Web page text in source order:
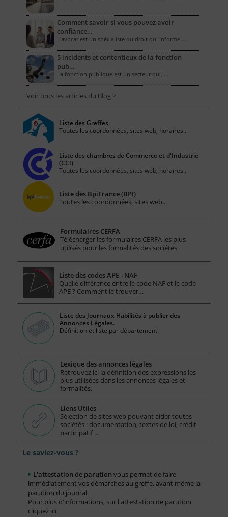
Comment savoir si vous pouvez avoir
confiance…
L'avocat est un spécialiste du droit qui informe …
5 incidents et contentieux de la fonction
pub…
La fonction publique est un secteur qui, …
Voir tous les articles du Blog >
Liste des Greffes
Toutes les coordonnées, sites web, horaires...
Liste des chambres de Commerce et d'Industrie
(CCI)
Toutes les coordonnées, sites web, horaires...
Liste des BpiFrance (BPI)
Toutes les coordonnées, sites web...
Formulaires CERFA
Télécharger les formulaires CERFA les plus
utilisés pour les formalités des sociétés
Liste des codes APE - NAF
Quelle différence entre le code NAF et le code
APE ? Comment le trouver…
Liste des Journaux Habilités à publier des
Annonces Légales.
Définition et liste par département
Lexique des annonces légales
Retrouvez ici la définition des expressions les
plus utilisées dans les annonces légales et
formalités.
Liens Utiles
Sélection de sites web pouvant aider toutes
sociétés : documentation, textes de loi, crédit
participatif ...
Le saviez-vous ?
L'attestation de parution vous permet de faire
immédiatement vos démarches au greffe, avant même la
parution du journal.
Pour plus d'informations, sur l'attestation de parution
cliquez ici